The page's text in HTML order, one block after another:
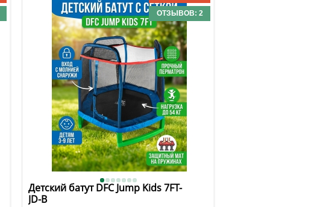
Ширина: 100
Доставка:395 руб., 2-3 дня
ОТЗЫВОВ: 2
Детский батут DFCJump Kids 7FT-
JD-B